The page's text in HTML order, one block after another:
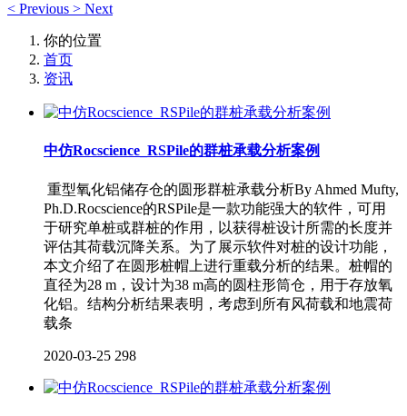
< Previous > Next
你的位置
首页
资讯
中仿Rocscience_RSPile的群桩承载分析案例
重型氧化铝储存仓的圆形群桩承载分析By Ahmed Mufty,
Ph.D.Rocscience的RSPile是一款功能强大的软件，可用
于研究单桩或群桩的作用，以获得桩设计所需的长度并
评估其荷载沉降关系。为了展示软件对桩的设计功能，
本文介绍了在圆形桩帽上进行重载分析的结果。桩帽的
直径为28 m，设计为38 m高的圆柱形筒仓，用于存放氧
化铝。结构分析结果表明，考虑到所有风荷载和地震荷
载条
2020-03-25 298